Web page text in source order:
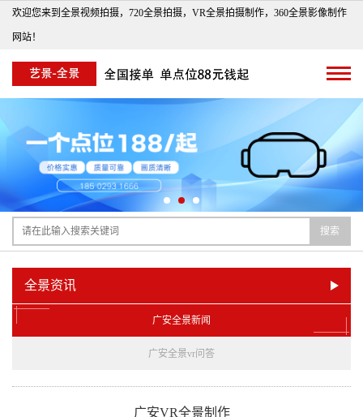
欢迎您来到全景视频拍摄，720全景拍摄，VR全景拍摄制作，360全景影像制作
网站！
搜索
全景资讯
广安全景新闻
广安全景vr问答
广安VR全景制作